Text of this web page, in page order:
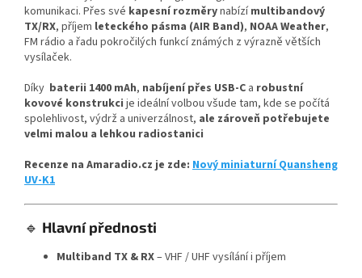
komunikaci. Přes své kapesní rozměrynabízímultibandový
TX/RX, příjem leteckého pásma (AIR Band), NOAA Weather,
FM rádio a řadu pokročilých funkcí známých z výrazně větších
vysílaček.
Díky baterii 1400 mAh, nabíjení přes USB-C a robustní
kovové konstrukci je ideální volbou všude tam, kde se počítá
spolehlivost, výdrž a univerzálnost, ale zároveň potřebujete
velmi malou a lehkou radiostanici
Recenze na Amaradio.cz je zde: Nový miniaturní Quansheng
UV-K1
🔹 Hlavní přednosti
Multiband TX & RX– VHF / UHF vysílání i příjem